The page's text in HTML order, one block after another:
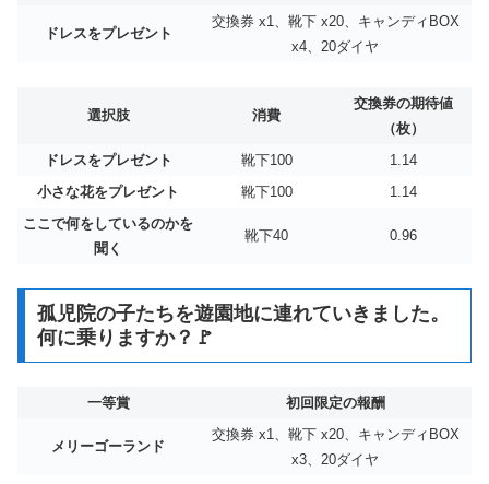
ドレスをプレゼント
交換券 x1、靴下 x20、キャンディBOX
x4、20ダイヤ
選択肢 消費
交換券の期待値
（枚）
ドレスをプレゼント
靴下100
1.14
小さな花をプレゼント
靴下100
1.14
ここで何をしているのかを
聞く
靴下40 0.96
孤児院の子たちを遊園地に連れていきました。
何に乗りますか？🚩
一等賞 初回限定の報酬
メリーゴーランド
交換券 x1、靴下 x20、キャンディBOX
x3、20ダイヤ